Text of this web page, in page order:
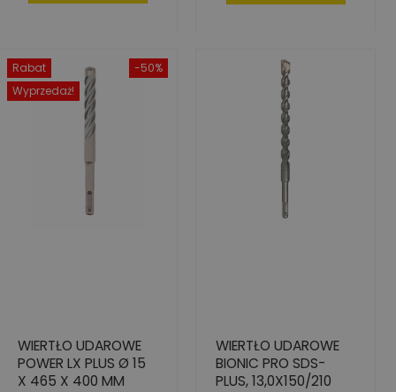
-50%
Rabat
Wyprzedaż!
WIERTŁO UDAROWE
POWER LX PLUS Ø 15
X 465 X 400 MM
WIERTŁO UDAROWE
BIONIC PRO SDS-
PLUS, 13,0X150/210